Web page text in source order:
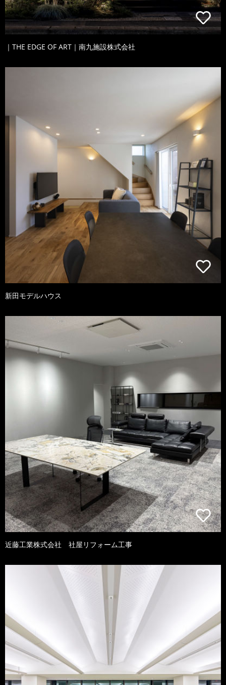
｜THE EDGE OF ART｜南九施設株式会社
新田モデルハウス
近藤工業株式会社 社屋リフォーム工事